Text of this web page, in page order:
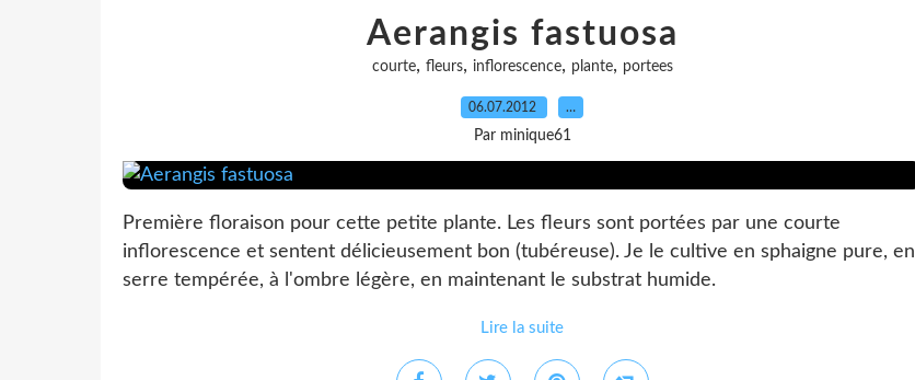
Aerangis fastuosa
courte, fleurs, inflorescence, plante, portees
06.07.2012 …
Par minique61
Première floraison pour cette petite plante. Les fleurs sont portées par une courte
inflorescence et sentent délicieusement bon (tubéreuse). Je le cultive en sphaigne pure, en
serre tempérée, à l'ombre légère, en maintenant le substrat humide.
Lire la suite